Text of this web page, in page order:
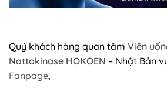
Quý khách hàng quan tâm Viên
Nattokinase HOKOEN – Nhật Bản
Fanpage,